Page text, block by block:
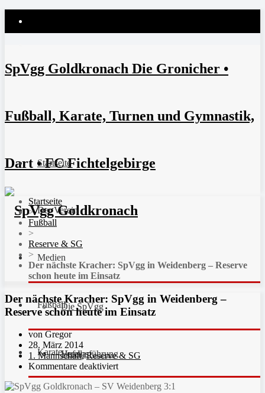
SpVgg Goldkronach Die Gronicher •
Fußball, Karate, Turnen und Gymnastik,
Dart • FC Fichtelgebirge
Startseite
Der Verein
Die SpVgg
Vereinsführung
Medien
Hefdla
Fußball
Karate
Startseite
>
Fußball
>
Reserve & SG
>
Der nächste Kracher: SpVgg in Weidenberg – Reserve
schon heute im Einsatz
Der nächste Kracher: SpVgg in Weidenberg –
Reserve schon heute im Einsatz
von Gregor
28. März 2014
1. Mannschaft,Reserve & SG
Kommentare deaktiviert